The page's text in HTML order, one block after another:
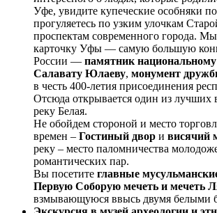
Уфе, увидите купеческие особняки
прогуляетесь по узким улочкам
проспектам современного города.
карточку Уфы — самую большую
России — памятник
Салавату Юлаеву, монумент
в честь 400-летия присоединения
Отсюда открывается один из лучших
реку Белая.
Не обойдем стороной и место
времен – Гостиный двор и висячий
реку – место паломничества
романтических пар.
Вы посетите главные
Первую Соборую мечеть и мечеть
взмывающуюся ввысь двумя белыми